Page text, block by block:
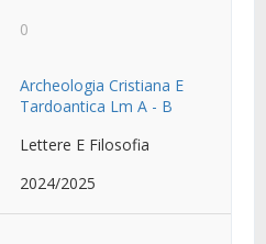
0
Archeologia Cristiana E
Tardoantica Lm A - B
Lettere E Filosofia
2024/2025